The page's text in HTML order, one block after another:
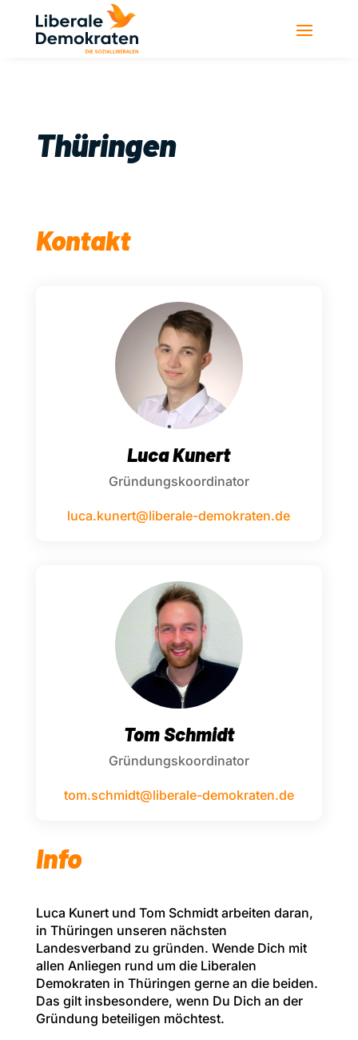
Thüringen
Kontakt
Luca Kunert
Gründungskoordinator
luca.kunert@liberale-demokraten.de
Tom Schmidt
Gründungskoordinator
tom.schmidt@liberale-demokraten.de
Info
Luca Kunert und Tom Schmidt arbeiten daran,
in Thüringen unseren nächsten
Landesverband zu gründen. Wende Dich mit
allen Anliegen rund um die Liberalen
Demokraten in Thüringen gerne an die beiden.
Das gilt insbesondere, wenn Du Dich an der
Gründung beteiligen möchtest.